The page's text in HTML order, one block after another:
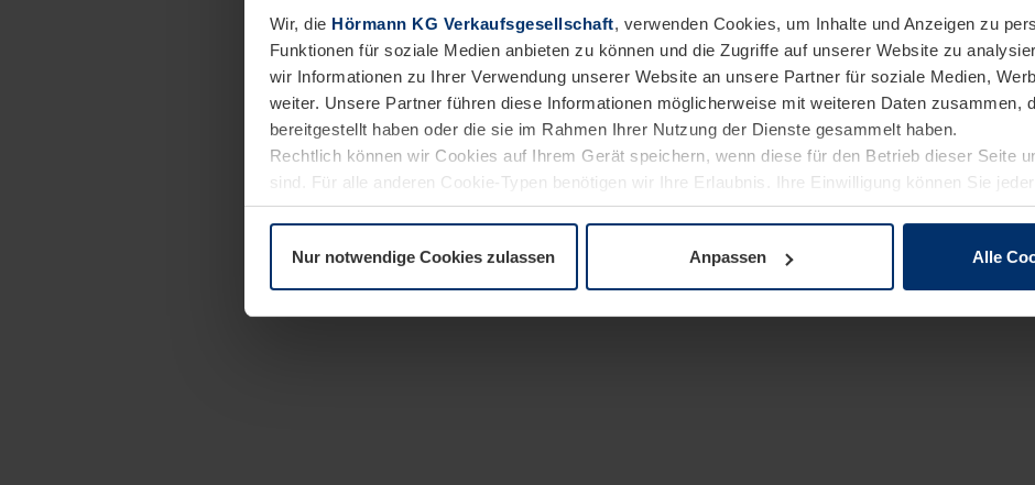
Wir, die Hörmann KG Verkaufsgesellschaft, verwenden Cookies, um Inhalte und Anzeigen zu
Funktionen für soziale Medien anbieten zu können und die Zugriffe auf unserer Website zu
wir Informationen zu Ihrer Verwendung unserer Website an unsere Partner für soziale Medien,
weiter. Unsere Partner führen diese Informationen möglicherweise mit weiteren Daten zusammen,
bereitgestellt haben oder die sie im Rahmen Ihrer Nutzung der Dienste gesammelt haben.
Rechtlich können wir Cookies auf Ihrem Gerät speichern, wenn diese für den Betrieb dieser Seite
sind. Für alle anderen Cookie-Typen benötigen wir Ihre Erlaubnis. Ihre Einwilligung können Sie
Erläuterung auf der SeiteDatenschutzerklärungunserer Website ändern oder widerrufen.
Nur notwendige Cookies zulassen Anpassen Alle